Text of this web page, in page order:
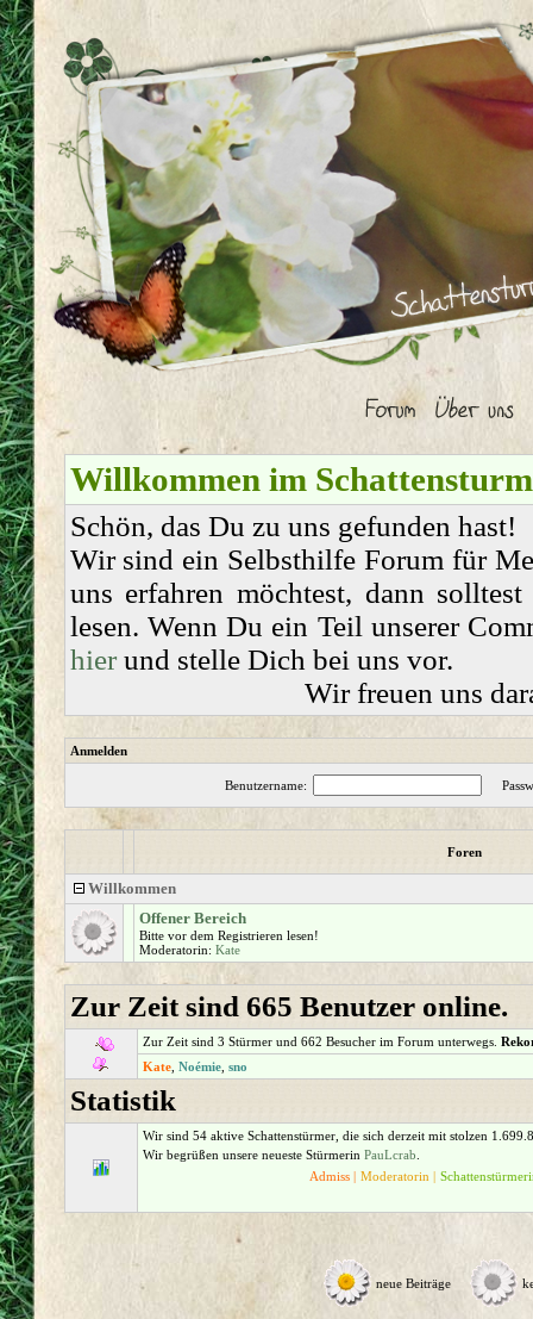
Willkommen im
Schön, das Du zu uns gefunden hast!
Wir sind ein Selbsthilfe Forum für
uns erfahren möchtest, dann
lesen. Wenn Du ein Teil unserer
hierund stelle Dich bei uns vor.
Wir freuen uns
Anmelden
Benutzername:
Foren
Willkommen
Offener Bereich
Bitte vor dem Registrieren lesen!
Moderatorin: Kate
Zur Zeit sind 665 Benutzer online.
Zur Zeit sind 3 Stürmer und 662 Besucher im Forum unterwegs.
Kate, Noémie, sno
Statistik
Wir sind 54 aktive Schattenstürmer, die sich derzeit mit stolzen
Wir begrüßen unsere neueste Stürmerin PauLcrab
Admiss | Moderatorin |
neue Beiträge